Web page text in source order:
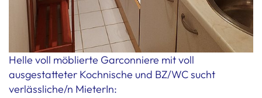
Helle voll möblierte Garconniere mit voll
ausgestatteter Kochnische und BZ/WC sucht
verlässliche/n MieterIn: